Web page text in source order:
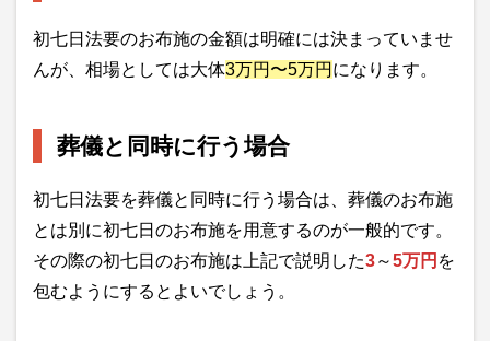
初七日法要のお布施の金額は明確には決まっていませ
んが、相場としては大体3万円〜5万円 になります。
葬儀と同時に行う場合
初七日法要を葬儀と同時に行う場合は、葬儀のお布施
とは別に初七日のお布施を用意するのが一般的です。
その際の初七日のお布施は上記で説明した3～5万円 を
包むようにするとよいでしょう。